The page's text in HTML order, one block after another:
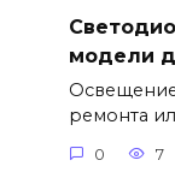
модели
ремонта
0 7